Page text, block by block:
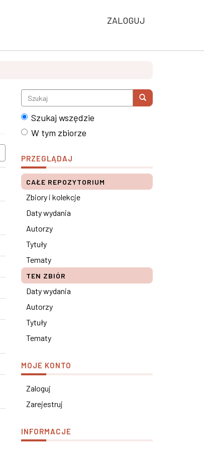
ZALOGUJ
Szukaj wszędzie
W tym zbiorze
PRZEGLĄDAJ
CAŁE REPOZYTORIUM
Zbiory i kolekcje
Daty wydania
Autorzy
Tytuły
Tematy
TEN ZBIÓR
Daty wydania
Autorzy
Tytuły
Tematy
MOJE KONTO
Zaloguj
Zarejestruj
INFORMACJE